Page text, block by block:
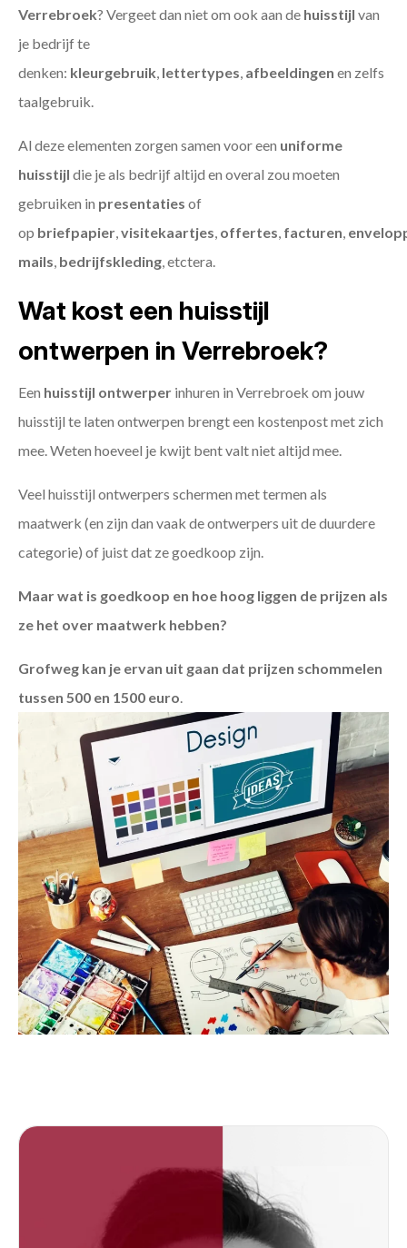
Verrebroek? Vergeet dan niet om ook aan de huisstijl van
je bedrijf te
denken: kleurgebruik, lettertypes, afbeeldingen en zelfs
taalgebruik.
Al deze elementen zorgen samen voor een uniforme
huisstijl die je als bedrijf altijd en overal zou moeten
gebruiken in presentaties of
op briefpapier,visitekaartjes, offertes, facturen,
mails, bedrijfskleding, etctera.
Wat kost een huisstijl
ontwerpen in Verrebroek?
Een huisstijl ontwerper inhuren in Verrebroek om jouw
huisstijl te laten ontwerpen brengt een kostenpost met zich
mee. Weten hoeveel je kwijt bent valt niet altijd mee.
Veel huisstijl ontwerpers schermen met termen als
maatwerk (en zijn dan vaak de ontwerpers uit de duurdere
categorie) of juist dat ze goedkoop zijn.
Maar wat is goedkoop en hoe hoog liggen de prijzen als
ze het over maatwerk hebben?
Grofweg kan je ervan uit gaan dat prijzen schommelen
tussen 500 en 1500 euro.